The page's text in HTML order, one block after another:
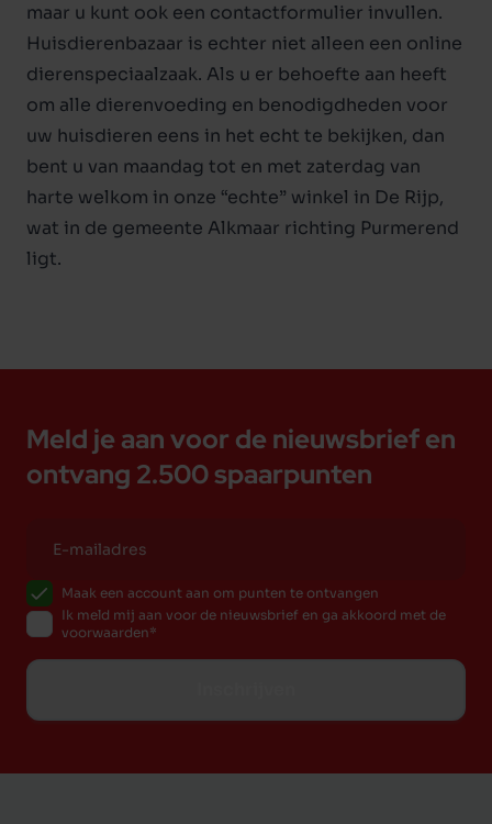
maar u kunt ook een contactformulier invullen.
Huisdierenbazaar is echter niet alleen een online
dierenspeciaalzaak. Als u er behoefte aan heeft
om alle dierenvoeding en benodigdheden voor
uw huisdieren eens in het echt te bekijken, dan
bent u van maandag tot en met zaterdag van
harte welkom in onze “echte” winkel in De Rijp,
wat in de gemeente Alkmaar richting Purmerend
ligt.
Meld je aan voor de nieuwsbrief en
ontvang 2.500 spaarpunten
Maak een account aan om punten te ontvangen
Ik meld mij aan voor de nieuwsbrief en ga akkoord met de
voorwaarden